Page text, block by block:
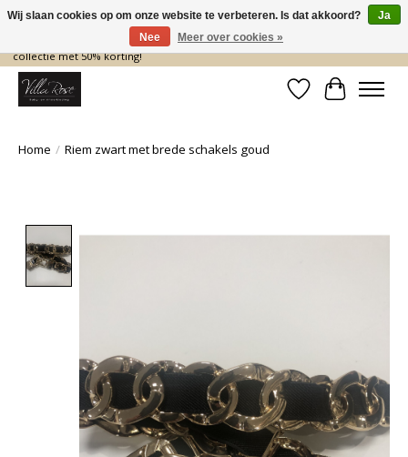
De nieuwe collectie komt eraan… en wij maken ruimte! Shop nu de zomer
collectie met 50% korting!
Verlanglijst
Home / Riem zwart met brede schakels goud
Product image slideshow Items
Wij slaan cookies op om onze website te verbeteren. Is dat akkoord?
Ja
Nee
Meer over cookies »